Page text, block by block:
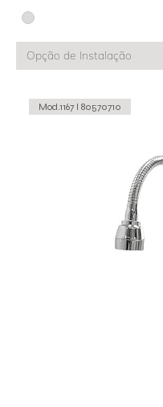
Mod.1167 I 80570710